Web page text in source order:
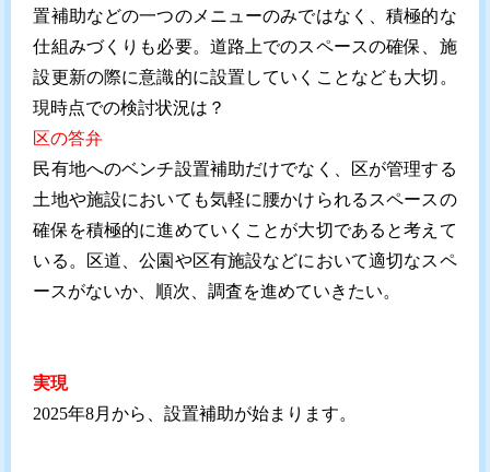
置補助などの一つのメニューのみではなく、積極的な
仕組みづくりも必要。道路上でのスペースの確保、施
設更新の際に意識的に設置していくことなども大切。
現時点での検討状況は？
区の答弁
民有地へのベンチ設置補助だけでなく、区が管理する
土地や施設においても気軽に腰かけられるスペースの
確保を積極的に進めていくことが大切であると考えて
いる。区道、公園や区有施設などにおいて適切なスペ
ースがないか、順次、調査を進めていきたい。
実現
2025年8月から、設置補助が始まります。